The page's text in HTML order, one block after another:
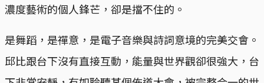
濃度藝術的個人鋒芒，卻是擋不住的。
是舞蹈，是禪意，是電子音樂與詩詞意境的完美交會。
邱比跟台下沒有直接互動，能量與世界觀卻很強大，台